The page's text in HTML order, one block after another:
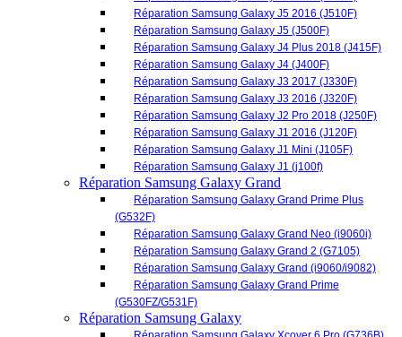
Réparation Samsung Galaxy J1 Mini (J105F)
Réparation Samsung Galaxy J1 (j100f)
Réparation Samsung Galaxy Grand
Réparation Samsung Galaxy Grand Prime Plus
(G532F)
Réparation Samsung Galaxy Grand Neo (i9060i)
Réparation Samsung Galaxy Grand 2 (G7105)
Réparation Samsung Galaxy Grand (i9060/i9082)
Réparation Samsung Galaxy Grand Prime
(G530FZ/G531F)
Réparation Samsung Galaxy
Réparation Samsung Galaxy Xcover 6 Pro (G736B)
Réparation Samsung Galaxy Xcover Pro (G715F)
Réparation Samsung Galaxy Xcover 5 (G525F)
Réparation Samsung Galaxy Xcover 4S (G398F)
Réparation Samsung Galaxy Xcover 4 G390
Réparation Samsung Galaxy Xcover 3 (G388F)
Réparation Samsung Galaxy Xcover 2 (S7710)
Réparation Samsung Galaxy Express (i8730)
Réparation Samsung Galaxy Ace 4 (G357FZ)